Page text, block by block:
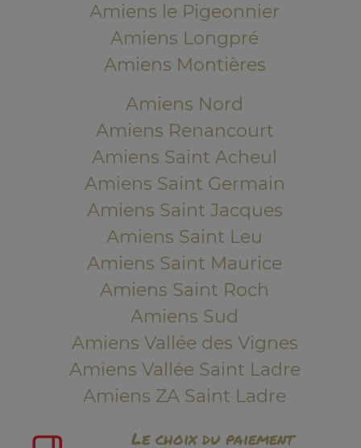
Amiens le Pigeonnier
Amiens Longpré
Amiens Montières
Amiens Nord
Amiens Renancourt
Amiens Saint Acheul
Amiens Saint Germain
Amiens Saint Jacques
Amiens Saint Leu
Amiens Saint Maurice
Amiens Saint Roch
Amiens Sud
Amiens Vallée des Vignes
Amiens Vallée Saint Ladre
Amiens ZA Saint Ladre
Le choix du paiement